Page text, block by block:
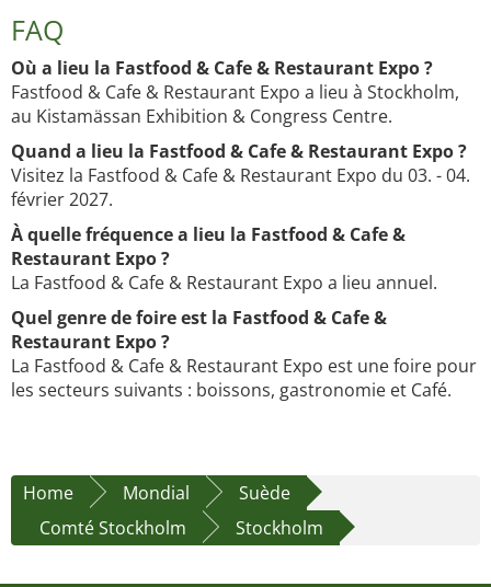
FAQ
Où a lieu la Fastfood & Cafe & Restaurant Expo ?
Fastfood & Cafe & Restaurant Expo a lieu à Stockholm,
au Kistamässan Exhibition & Congress Centre.
Quand a lieu la Fastfood & Cafe & Restaurant Expo ?
Visitez la Fastfood & Cafe & Restaurant Expo du 03. - 04.
février 2027.
À quelle fréquence a lieu la Fastfood & Cafe &
Restaurant Expo ?
La Fastfood & Cafe & Restaurant Expo a lieu annuel.
Quel genre de foire est la Fastfood & Cafe &
Restaurant Expo ?
La Fastfood & Cafe & Restaurant Expo est une foire pour
les secteurs suivants : boissons, gastronomie et Café.
Home Mondial
Suède
Comté Stockholm
Stockholm